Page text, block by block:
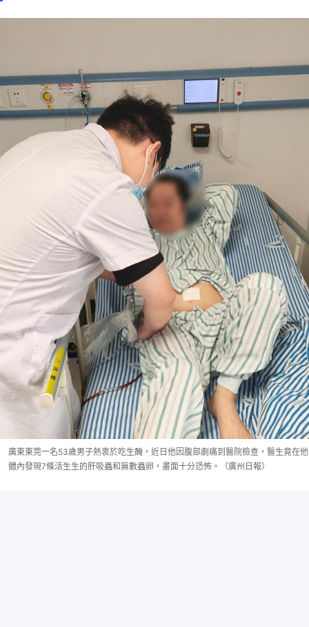
廣東東莞一名53歲男子熱衷於吃生醃，近日他因腹部劇痛到醫院檢查，醫生竟在他
體內發現7條活生生的肝吸蟲和無數蟲卵，畫面十分恐怖。（廣州日報）